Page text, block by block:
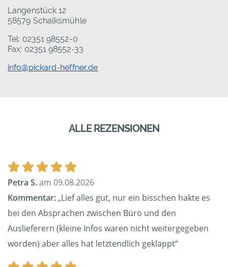
Langenstück 12
58579 Schalksmühle
Tel: 02351 98552-0
Fax: 02351 98552-33
info@pickard-heffner.de
ALLE REZENSIONEN
Petra S.am 09.08.2026
Kommentar:„Lief alles gut, nur ein bisschen hakte es
bei den Absprachen zwischen Büro und den
Auslieferern (kleine Infos waren nicht weitergegeben
worden) aber alles hat letztendlich geklappt“